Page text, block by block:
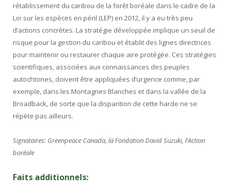
rétablissement du caribou de la forêt boréale dans le cadre de la
Loi sur les espèces en péril (LEP) en 2012, il y a eu très peu
d’actions concrètes. La stratégie développée implique un seuil de
risque pour la gestion du caribou et établit des lignes directrices
pour maintenir ou restaurer chaque aire protégée. Ces stratégies
scientifiques, associées aux connaissances des peuples
autochtones, doivent être appliquées d’urgence comme, par
exemple, dans les Montagnes Blanches et dans la vallée de la
Broadback, de sorte que la disparition de cette harde ne se
répète pas ailleurs.
Signataires: Greenpeace Canada, la Fondation David Suzuki, l’Action
boréale
Faits additionnels: